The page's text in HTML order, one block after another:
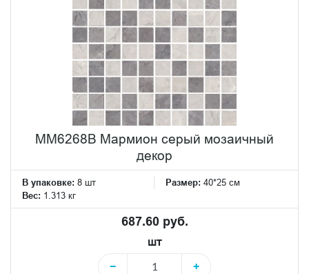
MM6268B Мармион серый мозаичный
декор
В упаковке: 8 шт Размер: 40*25 см
Вес: 1.313 кг
687.60 руб.
шт
−
+